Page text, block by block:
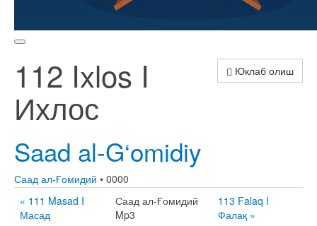
Юклаб олиш
112 Ixlos I
Ихлос
Saad al-G‘omidiy
Саад ал-Ғомидий • 0000
« 111 Masad I
Масад
Саад ал-Ғомидий
Mp3
113 Falaq I
Фалақ »